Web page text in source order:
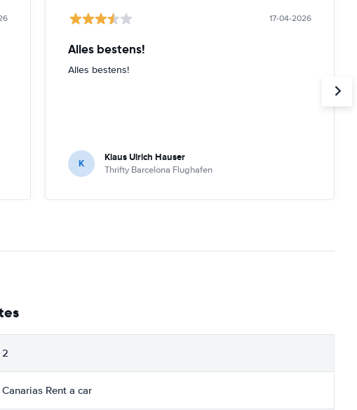
17-04-2026
Alles bestens!
Alles bestens!
K Klaus Ulrich Hauser
Thrifty Barcelona Flughafen
2
Canarias Rent a car